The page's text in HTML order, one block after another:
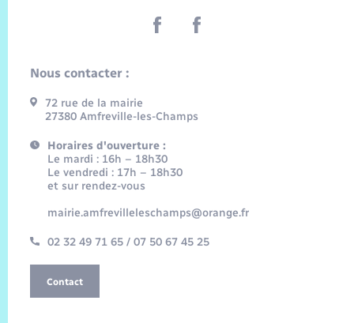
Nous contacter :
72 rue de la mairie
27380 Amfreville-les-Champs
Horaires d'ouverture :
Le mardi : 16h – 18h30
Le vendredi : 17h – 18h30
et sur rendez-vous
mairie.amfrevilleleschamps@orange.fr
02 32 49 71 65 / 07 50 67 45 25
Contact